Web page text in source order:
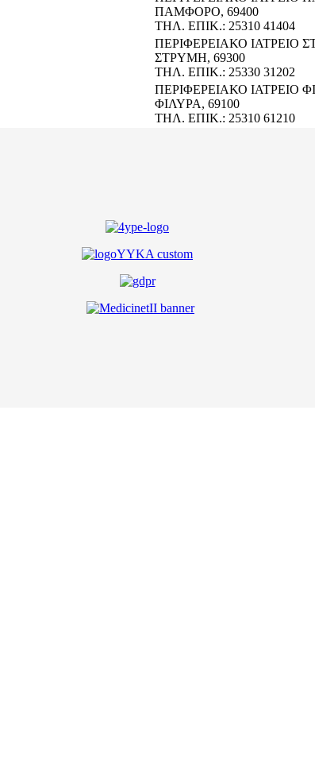
ΠΑΜΦΟΡΟ, 69400
ΤΗΛ. ΕΠΙΚ.: 25310 41404
ΠΕΡΙΦΕΡΕΙΑΚΟ ΙΑΤΡΕΙΟ
ΣΤΡΥΜΗ, 69300
ΤΗΛ. ΕΠΙΚ.: 25330 31202
ΠΕΡΙΦΕΡΕΙΑΚΟ ΙΑΤΡΕΙΟ
ΦΙΛΥΡΑ, 69100
ΤΗΛ. ΕΠΙΚ.: 25310 61210